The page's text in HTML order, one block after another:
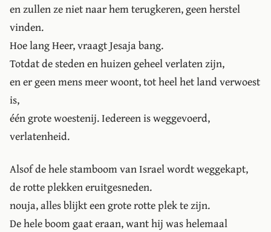
en zullen ze niet naar hem terugkeren, geen herstel
vinden.
Hoe lang Heer, vraagt Jesaja bang.
Totdat de steden en huizen geheel verlaten zijn,
en er geen mens meer woont, tot heel het land verwoest
is,
één grote woestenij. Iedereen is weggevoerd,
verlatenheid.
Alsof de hele stamboom van Israel wordt weggekapt,
de rotte plekken eruitgesneden.
nouja, alles blijkt een grote rotte plek te zijn.
De hele boom gaat eraan, want hij was helemaal